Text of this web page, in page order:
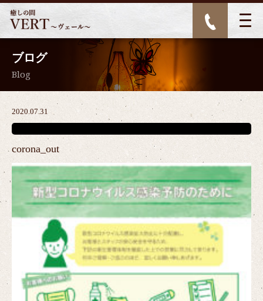
ブログ
Blog
2020.07.31
corona_out